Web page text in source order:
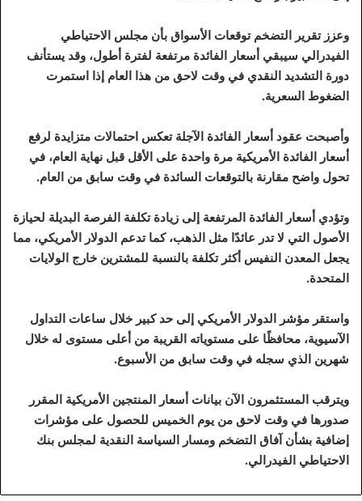
وعزز تقرير التضخم توقعات الأسواق بأن مجلس الاحتياطي
الفيدرالي سيبقي أسعار الفائدة مرتفعة لفترة أطول، وقد يستأنف
دورة التشديد النقدي في وقت لاحق من هذا العام إذا استمرت
الضغوط السعرية.
وأصبحت عقود أسعار الفائدة الآجلة تعكس احتمالات متزايدة لرفع
أسعار الفائدة الأمريكية مرة واحدة على الأقل قبل نهاية العام، في
تحول واضح مقارنة بالتوقعات السائدة في وقت سابق من العام.
وتؤدي أسعار الفائدة المرتفعة إلى زيادة تكلفة الفرصة البديلة لحيازة
الأصول التي لا تدر عائدًا مثل الذهب، كما تدعم الدولار الأمريكي، مما
يجعل المعدن النفيس أكثر تكلفة بالنسبة للمشترين خارج الولايات
المتحدة.
واستقر مؤشر الدولار الأمريكي إلى حد كبير خلال ساعات التداول
الآسيوية، محافظًا على مستوياته القريبة من أعلى مستوى له خلال
شهرين الذي سجله في وقت سابق من الأسبوع.
ويترقب المستثمرون الآن بيانات أسعار المنتجين الأمريكية المقرر
صدورها في وقت لاحق من يوم الخميس للحصول على مؤشرات
إضافية بشأن آفاق التضخم ومسار السياسة النقدية لمجلس بنك
الاحتياطي الفيدرالي.